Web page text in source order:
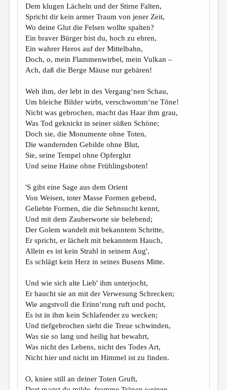
Dem klugen Lächeln und der Stirne Falten,
Spricht dir kein armer Traum von jener Zeit,
Wo deine Glut die Felsen wollte spalten?
Ein braver Bürger bist du, hoch zu ehren,
Ein wahrer Heros auf der Mittelbahn,
Doch, o, mein Flammenwirbel, mein Vulkan –
Ach, daß die Berge Mäuse nur gebären!
Weh ihm, der lebt in des Vergang‘nen Schau,
Um bleiche Bilder wirbt, verschwomm‘ne Töne!
Nicht was gebrochen, macht das Haar ihm grau,
Was Tod geknickt in seiner süßen Schöne;
Doch sie, die Monumente ohne Toten,
Die wandernden Gebilde ohne Blut,
Sie, seine Tempel ohne Opferglut
Und seine Haine ohne Frühlingsboten!
'S gibt eine Sage aus dem Orient
Von Weisen, toter Masse Formen gebend,
Geliebte Formen, die die Sehnsucht kennt,
Und mit dem Zauberworte sie belebend;
Der Golem wandelt mit bekanntem Schritte,
Er spricht, er lächelt mit bekanntem Hauch,
Allein es ist kein Strahl in seinem Aug',
Es schlägt kein Herz in seines Busens Mitte.
Und wie sich alte Lieb' ihm unterjocht,
Er haucht sie an mit der Verwesung Schrecken;
Wie angstvoll die Erinn’rung ruft und pocht,
Es ist in ihm kein Schlafender zu wecken;
Und tiefgebrochen sieht die Treue schwinden,
Was sie so lang und heilig hat bewahrt,
Was nicht des Lebens, nicht des Todes Art,
Nicht hier und nicht im Himmel ist zu finden.
O, kniee still an deiner Toten Gruft,